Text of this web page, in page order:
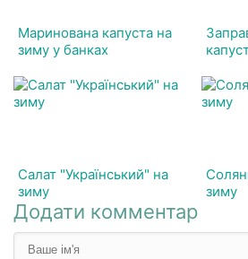
Маринована капуста на
зиму у банках
Салат "Український" на
зиму
зиму
Додати комментар